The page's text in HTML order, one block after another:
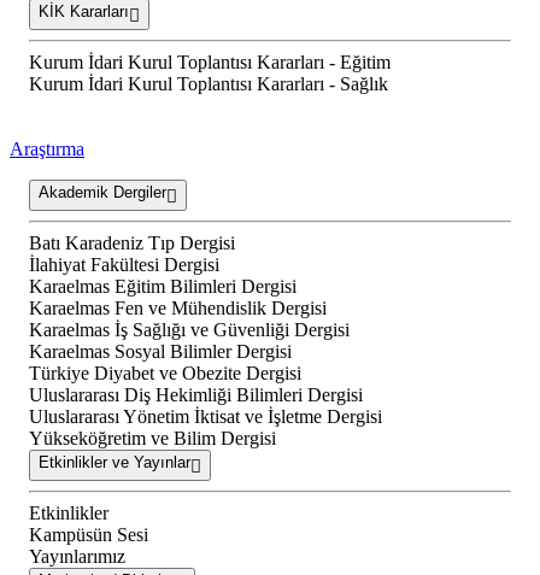
KİK Kararları
Kurum İdari Kurul Toplantısı Kararları - Eğitim
Kurum İdari Kurul Toplantısı Kararları - Sağlık
Araştırma
Akademik Dergiler
Batı Karadeniz Tıp Dergisi
İlahiyat Fakültesi Dergisi
Karaelmas Eğitim Bilimleri Dergisi
Karaelmas Fen ve Mühendislik Dergisi
Karaelmas İş Sağlığı ve Güvenliği Dergisi
Karaelmas Sosyal Bilimler Dergisi
Türkiye Diyabet ve Obezite Dergisi
Uluslararası Diş Hekimliği Bilimleri Dergisi
Uluslararası Yönetim İktisat ve İşletme Dergisi
Yükseköğretim ve Bilim Dergisi
Etkinlikler ve Yayınlar
Etkinlikler
Kampüsün Sesi
Yayınlarımız